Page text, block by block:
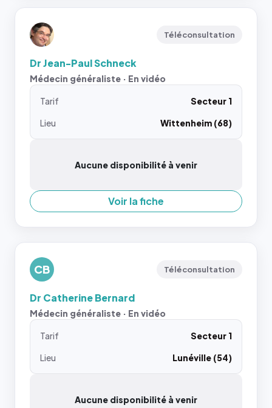
Téléconsultation
Dr Jean-Paul Schneck
Médecin généraliste · En vidéo
Tarif
Secteur 1
Lieu
Wittenheim (68)
Aucune disponibilité à venir
Voir la fiche
CB Téléconsultation
Dr Catherine Bernard
Médecin généraliste · En vidéo
Tarif
Secteur 1
Lieu
Lunéville (54)
Aucune disponibilité à venir